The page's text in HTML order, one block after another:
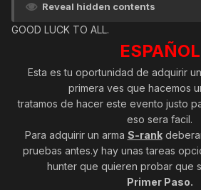
Reveal hidden contents
GOOD LUCK TO ALL.
ESPAÑOL
Esta es tu oportunidad de adquirir
primera ves que hacemos
tratamos de hacer este evento justo
eso sera facil.
Para adquirir un arma S-rank
pruebas antes.y hay unas tareas
hunter que quieren probar que
Primer Paso.